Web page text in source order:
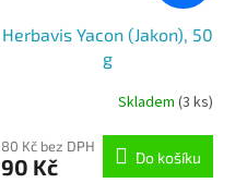
Herbavis Yacon (Jakon), 50
g
Skladem (3 ks)
80 Kč bez DPH
90 Kč Do košíku